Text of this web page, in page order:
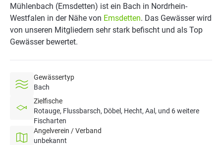
Mühlenbach (Emsdetten) ist ein Bach in Nordrhein-
Westfalen in der Nähe von Emsdetten. Das Gewässer wird
von unseren Mitgliedern sehr stark befischt und als Top
Gewässer bewertet.
Gewässertyp
Bach
Zielfische
Rotauge, Flussbarsch, Döbel, Hecht, Aal, und 6 weitere
Fischarten
Angelverein / Verband
unbekannt